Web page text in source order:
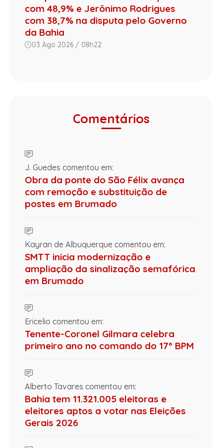
com 48,9% e Jerônimo Rodrigues
com 38,7% na disputa pelo Governo
da Bahia
03 Ago 2026 / 08h22
Comentários
J. Guedes comentou em:
Obra da ponte do São Félix avança
com remoção e substituição de
postes em Brumado
Kayran de Albuquerque comentou em:
SMTT inicia modernização e
ampliação da sinalização semafórica
em Brumado
Ericelio comentou em:
Tenente-Coronel Gilmara celebra
primeiro ano no comando do 17º BPM
Alberto Tavares comentou em:
Bahia tem 11.321.005 eleitoras e
eleitores aptos a votar nas Eleições
Gerais 2026